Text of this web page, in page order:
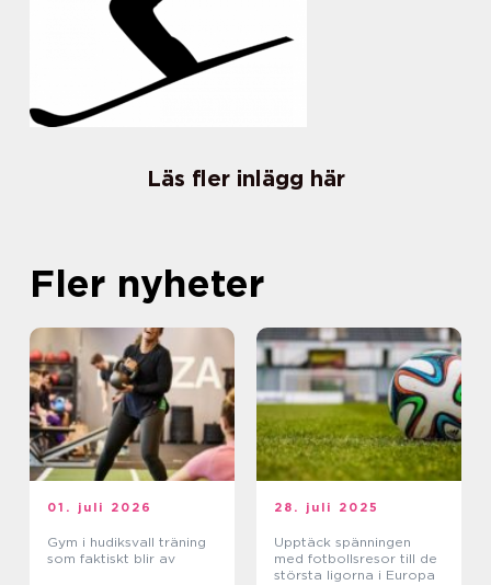
Läs fler inlägg här
Fler nyheter
01. juli 2026
Gym i hudiksvall träning
som faktiskt blir av
28. juli 2025
Upptäck spänningen
med fotbollsresor till de
största ligorna i Europa